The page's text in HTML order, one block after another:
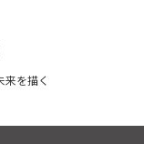
来を描く